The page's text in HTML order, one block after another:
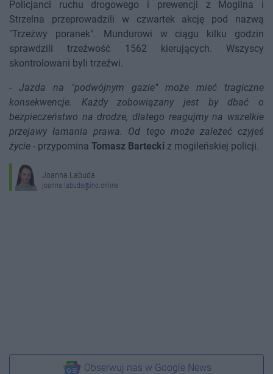
Policjanci ruchu drogowego i prewencji z Mogilna i
Strzelna przeprowadzili w czwartek akcję pod nazwą
"Trzeźwy poranek". Mundurowi w ciągu kilku godzin
sprawdzili trzeźwość 1562 kierujących. Wszyscy
skontrolowani byli trzeźwi.
- Jazda na "podwójnym gazie" może mieć tragiczne
konsekwencje. Każdy zobowiązany jest by dbać o
bezpieczeństwo na drodze, dlatego reagujmy na wszelkie
przejawy łamania prawa. Od tego może zależeć czyjeś
życie - przypomina Tomasz Bartecki z mogileńskiej policji.
Joanna Labuda
joanna.labuda@ino.online
Obserwuj nas w Google News